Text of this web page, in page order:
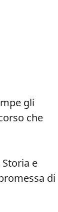
gli
che
e
di